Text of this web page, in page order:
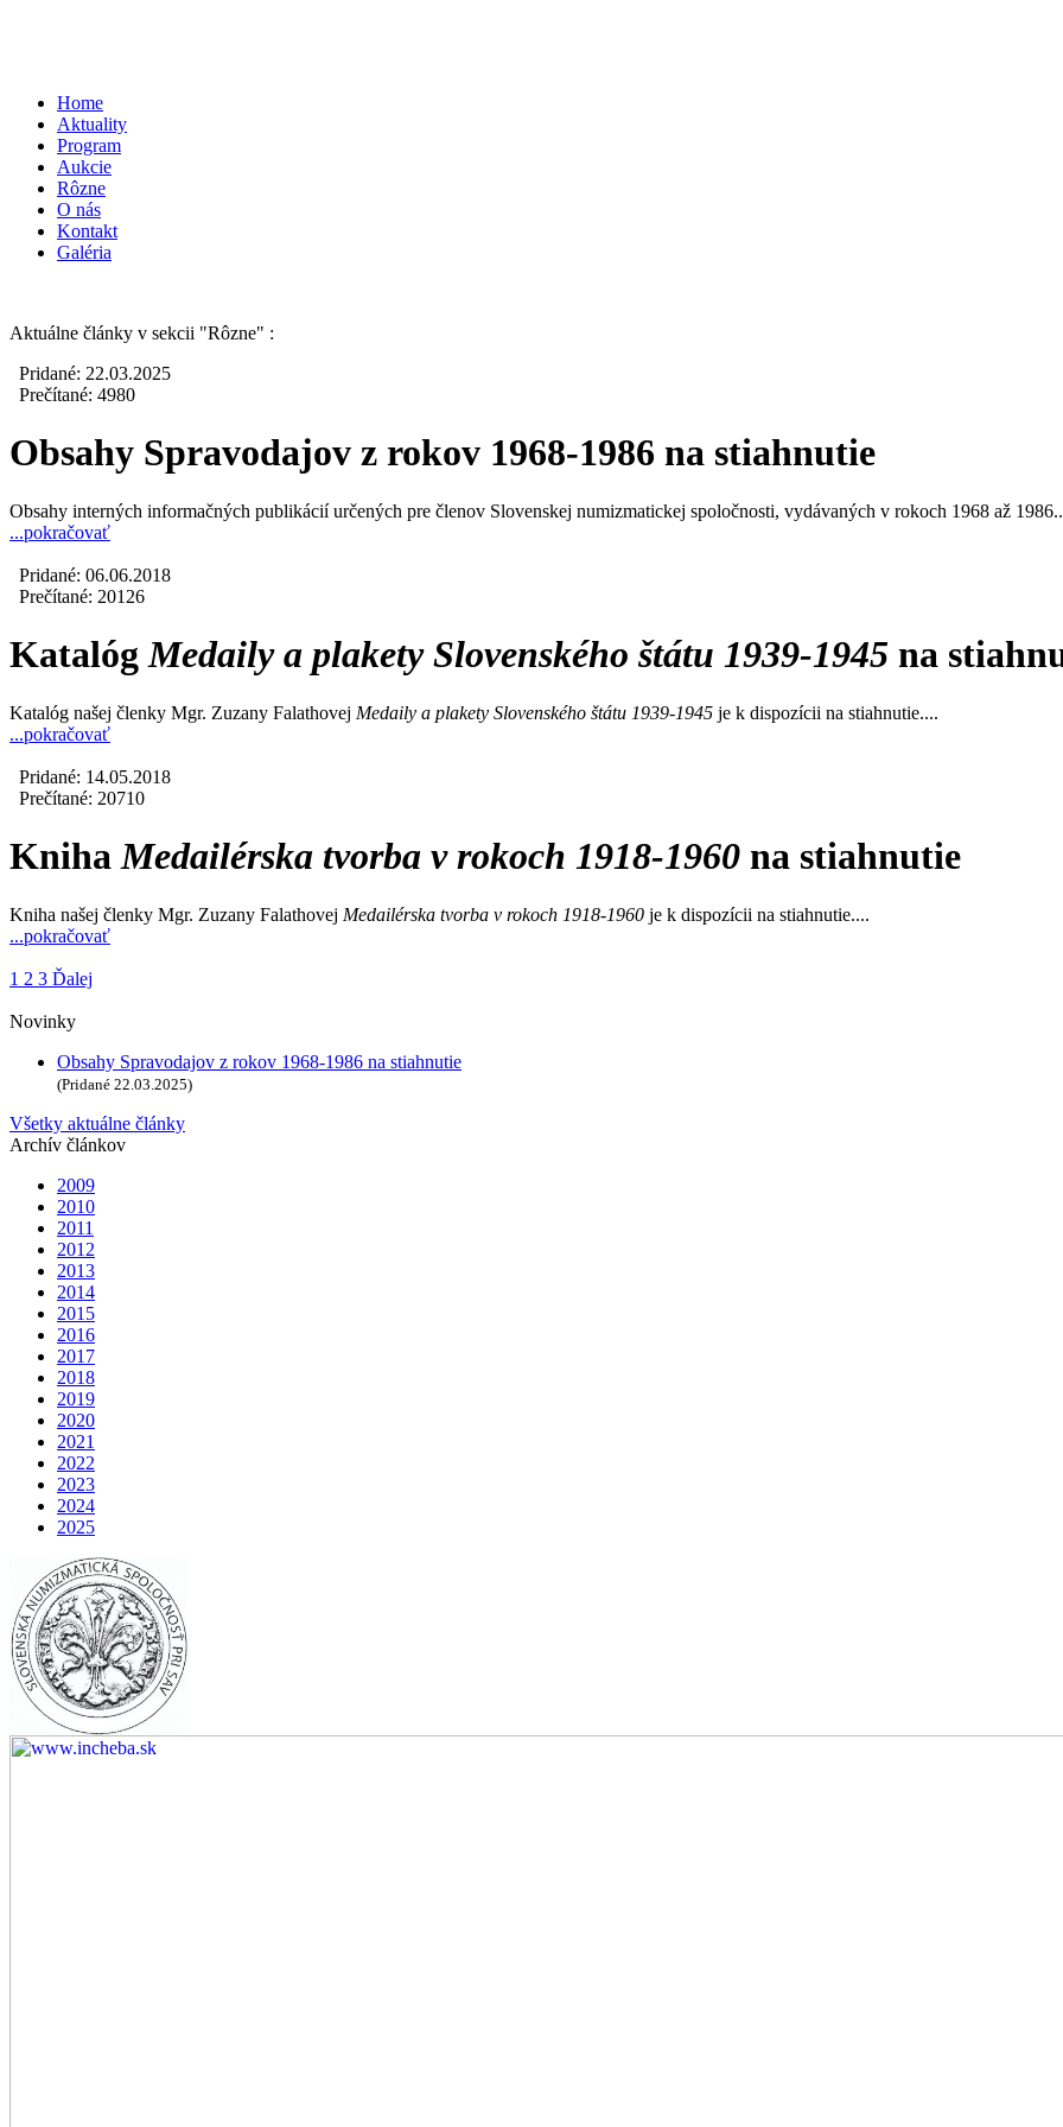
Home
Aktuality
Program
Aukcie
Rôzne
O nás
Kontakt
Galéria
Aktuálne články v sekcii "Rôzne" :
Pridané: 22.03.2025
Prečítané: 4980
Obsahy Spravodajov z rokov 1968-1986 na stiahnutie
Obsahy interných informačných publikácií určených pre členov Slovenskej numizmatickej spoločnosti, vydávaných v rokoch 1968 až
...pokračovať
Pridané: 06.06.2018
Prečítané: 20126
KatalógMedaily a plakety Slovenského štátu 1939-1945 na
Katalóg našej členky Mgr. Zuzany Falathovej Medaily a plakety Slovenského štátu 1939-1945 je k dispozícii na stiahnutie....
...pokračovať
Pridané: 14.05.2018
Prečítané: 20710
Kniha Medailérska tvorba v rokoch 1918-1960 na stiahnutie
Kniha našej členky Mgr. Zuzany Falathovej Medailérska tvorba v rokoch 1918-1960 je k dispozícii na stiahnutie....
...pokračovať
1 2 3 Ďalej
Novinky
Obsahy Spravodajov z rokov 1968-1986 na stiahnutie
(Pridané 22.03.2025)
Všetky aktuálne články
Archív článkov
2009
2010
2011
2012
2013
2014
2015
2016
2017
2018
2019
2020
2021
2022
2023
2024
2025